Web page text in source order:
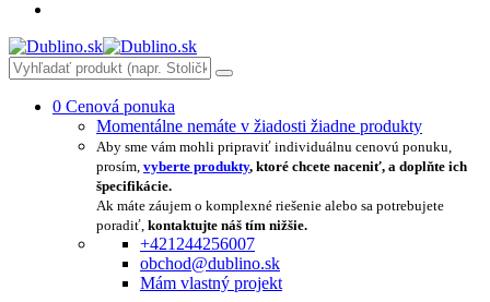
0 Cenová ponuka
Momentálne nemáte v žiadosti žiadne produkty
Aby sme vám mohli pripraviť individuálnu cenovú ponuku,
prosím, vyberte produkty, ktoré chcete naceniť, a doplňte ich
špecifikácie.
Ak máte záujem o komplexné riešenie alebo sa potrebujete
poradiť, kontaktujte náš tím nižšie.
+421244256007
obchod@dublino.sk
Mám vlastný projekt